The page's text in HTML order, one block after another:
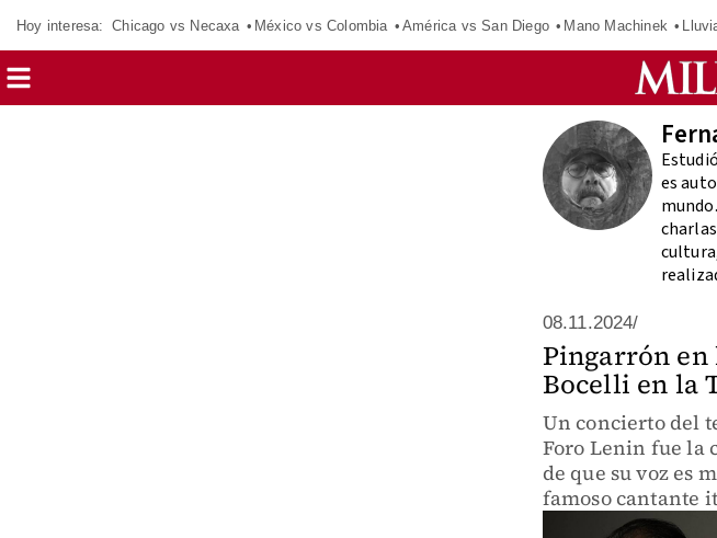
Hoy interesa: Chicago vs Necaxa México vs Colombia América vs San Diego Mano Machinek
es
08.11.2024/
Pingarrón en
Bocelli en la
Un concierto del
Foro Lenin fue la
de que su voz es
famoso cantante
30 años de